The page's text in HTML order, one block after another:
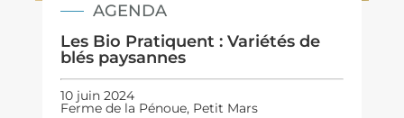
AGENDA
Les Bio Pratiquent : Variétés de
blés paysannes
10 juin 2024
Ferme de la Pénoue, Petit Mars